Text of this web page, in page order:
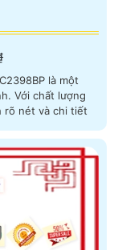
là một
rõ nét và chi tiết